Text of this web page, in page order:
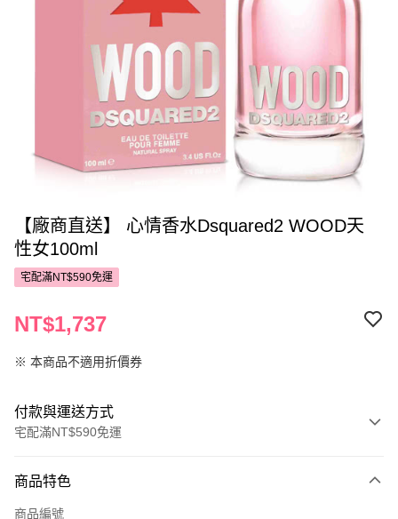
【廠商直送】 心情香水Dsquared2 WOOD天
性女100ml
宅配滿NT$590免運
NT$1,737
※ 本商品不適用折價券
付款與運送方式
宅配滿NT$590免運
POYA支付
商品特色
商品編號